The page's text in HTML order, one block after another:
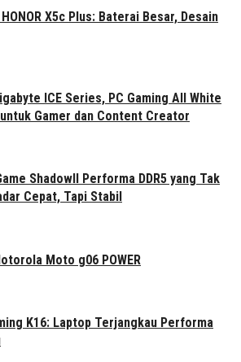
X5c Plus: Baterai Besar, Desain
ICE Series, PC Gaming All White
Gamer dan Content Creator
ShadowII Performa DDR5 yang Tak
Cepat, Tapi Stabil
Moto g06 POWER
K16: Laptop Terjangkau Performa